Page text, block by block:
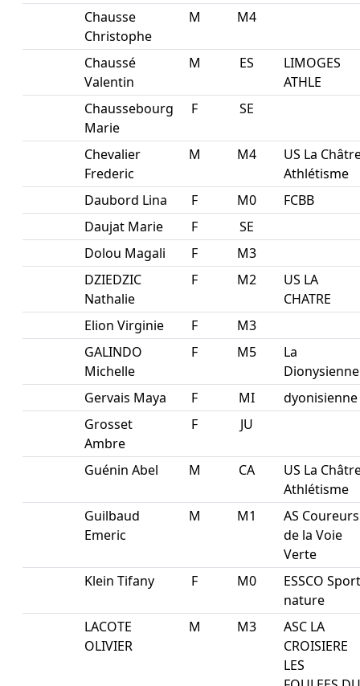
Chausse
Christophe
M M4
Chaussé
Valentin
M ES
LIMOGES
ATHLE
Chaussebourg
Marie
F SE
Chevalier
Frederic
M M4
US La
Athlétisme
Daubord Lina
F M0
FCBB
Daujat Marie
F
SE
Dolou Magali
F
M3
DZIEDZIC
Nathalie
F M2
US LA
CHATRE
Elion Virginie
F
M3
GALINDO
Michelle
F M5
La
Dionysienne
Gervais Maya
F MI
dyonisienne
Grosset
Ambre
F JU
Guénin Abel M CA
US La
Athlétisme
Guilbaud
Emeric
M M1
AS Coureurs
de la Voie
Verte
Klein Tifany
F M0
ESSCO Sport
nature
LACOTE
OLIVIER
M M3
ASC LA
CROISIERE
LES